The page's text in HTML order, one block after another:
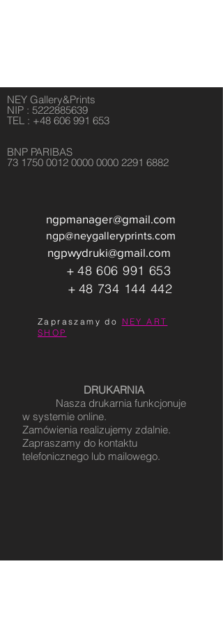
NEY Gallery&Prints
NIP : 5222885639
TEL : +48 606 991 653
BNP PARIBAS
73 1750 0012 0000 0000 2291 6882
ngpmanager@gmail.com
ngp@neygalleryprints.com
ngpwydruki@gmail.com
+ 48 606 991 653
+ 48 734 144 442
​Zapraszamy do NEY ART
SHOP
DRUKARNIA
Nasza drukarnia funkcjonuje
w systemie online.
Zamówienia realizujemy zdalnie.
Zapraszamy do kontaktu
telefonicznego lub mailowego.